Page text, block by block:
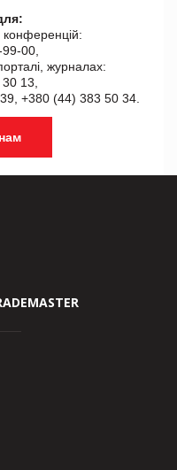
конференцій:
00,
журналах:
13,
+380 (44) 383 50 34.